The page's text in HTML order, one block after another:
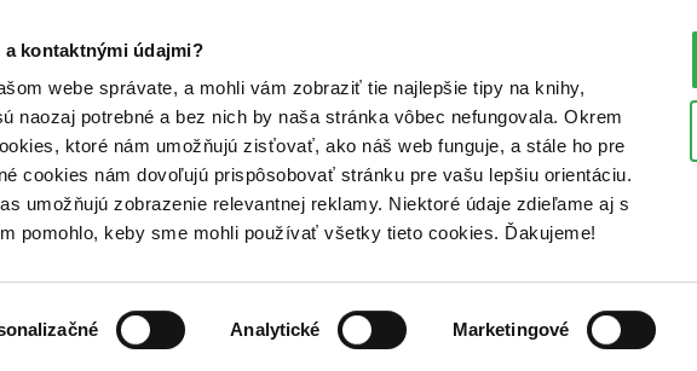
kontaktnými údajmi?
webe správate, a mohli vám zobraziť tie najlepšie tipy na knihy,
naozaj potrebné a bez nich by naša stránka vôbec nefungovala. Okrem
ktoré nám umožňujú zisťovať, ako náš web funguje, a stále ho pre
cookies nám dovoľujú prispôsobovať stránku pre vašu lepšiu orientáciu.
umožňujú zobrazenie relevantnej reklamy. Niektoré údaje zdieľame aj s
pomohlo, keby sme mohli používať všetky tieto cookies. Ďakujeme!
Analytické Marketingové